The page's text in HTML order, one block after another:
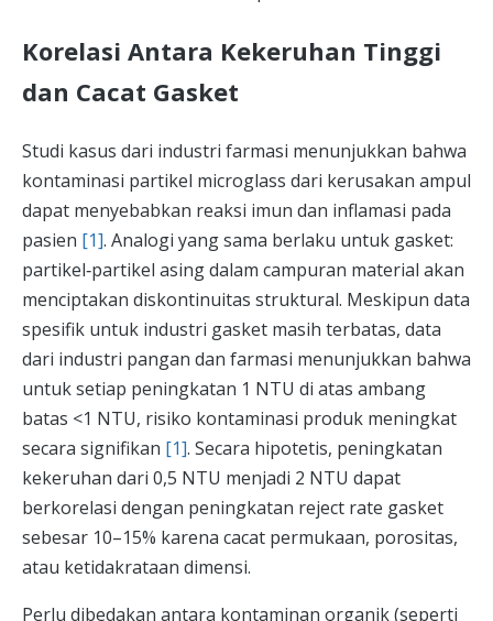
Korelasi Antara Kekeruhan Tinggi
dan Cacat Gasket
Studi kasus dari industri farmasi menunjukkan bahwa
kontaminasi partikel microglass dari kerusakan ampul
dapat menyebabkan reaksi imun dan inflamasi pada
pasien [1]. Analogi yang sama berlaku untuk gasket:
partikel‑partikel asing dalam campuran material akan
menciptakan diskontinuitas struktural. Meskipun data
spesifik untuk industri gasket masih terbatas, data
dari industri pangan dan farmasi menunjukkan bahwa
untuk setiap peningkatan 1 NTU di atas ambang
batas <1 NTU, risiko kontaminasi produk meningkat
secara signifikan [1]. Secara hipotetis, peningkatan
kekeruhan dari 0,5 NTU menjadi 2 NTU dapat
berkorelasi dengan peningkatan reject rate gasket
sebesar 10–15% karena cacat permukaan, porositas,
atau ketidakrataan dimensi.
Perlu dibedakan antara kontaminan organik (seperti